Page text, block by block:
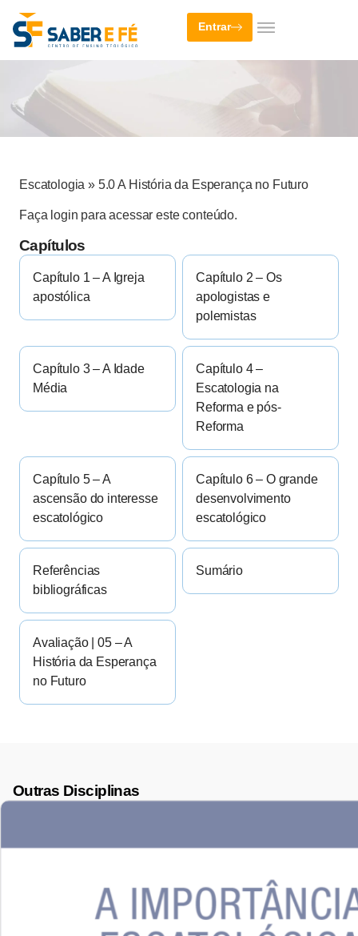
Entrar
Escatologia » 5.0 A História da Esperança no Futuro
Faça login para acessar este conteúdo.
Capítulos
Capítulo 1 – A Igreja
apostólica
Capítulo 2 – Os
apologistas e
polemistas
Capítulo 3 – A Idade
Média
Capítulo 4 –
Escatologia na
Reforma e pós-
Reforma
Capítulo 5 – A
ascensão do interesse
escatológico
Capítulo 6 – O grande
desenvolvimento
escatológico
Referências
bibliográficas
Sumário
Avaliação | 05 – A
História da Esperança
no Futuro
Outras Disciplinas